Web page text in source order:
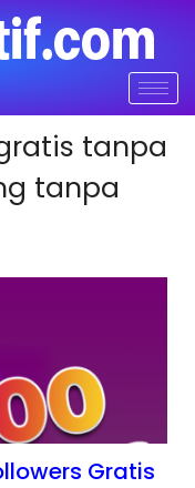
tanpa
tanpa
Gratis